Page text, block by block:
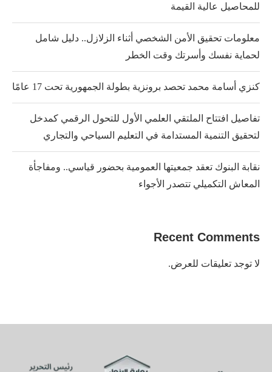
للمحاصيل عالية القيمة
معلومات تحقيق الأمن الشخصي أثناء الزلازل.. دليل شامل
لحماية نفسك وأسرتك وقت الخطر
كنزي أسامة محمد تحصد برونزية بطولة الجمهورية تحت 17 عامًا
تفاصيل افتتاح الملتقي العلمي الأول للتحول الرقمي كمدخل
لتحقيق التنمية المستدامة في التعليم السياحي والتجاري
نقابة البنوك تعقد جمعيتها العمومية بحضور قياسي.. ومفاجأة
المعاش التكميلي تتصدر الأجواء
Recent Comments
لا توجد تعليقات للعرض.